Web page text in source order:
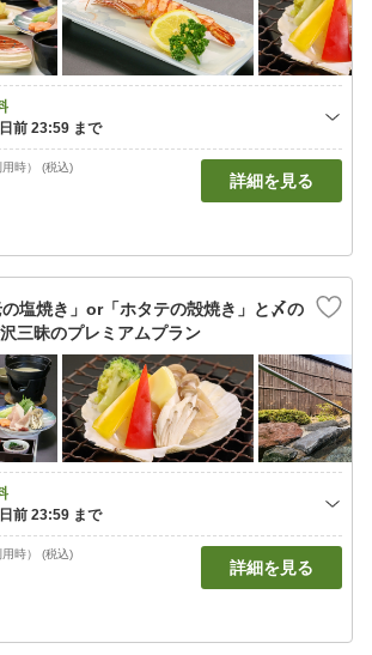
時） (税込)
詳細を見る
の塩焼き」or「ホタテの殻焼き」と〆の
三昧のプレミアムプラン
時） (税込)
詳細を見る